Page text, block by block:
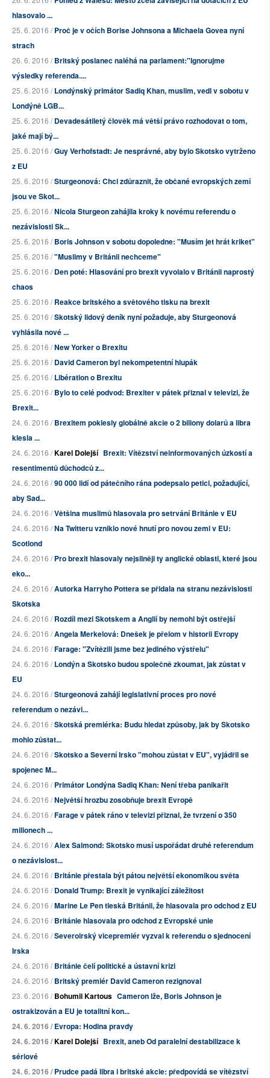
hlasovalo ...
25. 6. 2016 /Proč je v očích Borise Johnsona a Michaela Govea nyní
strach
26. 6. 2016 /Britský poslanec naléhá na parlament:"Ignorujme
výsledky referenda....
25. 6. 2016 /Londýnský primátor Sadiq Khan, muslim, vedl v sobotu v
Londýně LGB...
25. 6. 2016 /Devadesátiletý člověk má větší právo rozhodovat o tom,
jaké mají bý...
25. 6. 2016 /Guy Verhofstadt: Je nesprávné, aby bylo Skotsko vytrženo
z EU
25. 6. 2016 /Sturgeonová: Chci zdůraznit, že občané evropských zemí
jsou ve Skot...
25. 6. 2016 /Nicola Sturgeon zahájila kroky k novému referendu o
nezávislosti Sk...
25. 6. 2016 /Boris Johnson v sobotu dopoledne: "Musím jet hrát kriket"
25. 6. 2016 /"Muslimy v Británii nechceme"
25. 6. 2016 /Den poté: Hlasování pro brexit vyvolalo v Británii naprostý
chaos
25. 6. 2016 /Reakce britského a světového tisku na brexit
25. 6. 2016 /Skotský lidový deník nyní požaduje, aby Sturgeonová
vyhlásila nové ...
25. 6. 2016 /New Yorker o Brexitu
25. 6. 2016 /David Cameron byl nekompetentní hlupák
25. 6. 2016 /Libération o Brexitu
25. 6. 2016 /Bylo to celé podvod: Brexiter v pátek přiznal v televizi, že
Brexit...
24. 6. 2016 /Brexitem poklesly globálně akcie o 2 biliony dolarů a libra
klesla ...
24. 6. 2016 /Karel Dolejší Brexit: Vítězství neinformovaných úzkostí a
resentimentů důchodců z...
24. 6. 2016 /90 000 lidí od pátečního rána podepsalo petici, požadující,
aby Sad...
24. 6. 2016 /Většina muslimů hlasovala pro setrvání Británie v EU
24. 6. 2016 /Na Twitteru vzniklo nové hnutí pro novou zemi v EU:
Scotlond
24. 6. 2016 /Pro brexit hlasovaly nejsilněji ty anglické oblasti, které jsou
eko...
24. 6. 2016 /Autorka Harryho Pottera se přidala na stranu nezávislosti
Skotska
24. 6. 2016 /Rozdíl mezi Skotskem a Anglií by nemohl být ostřejší
24. 6. 2016 /Angela Merkelová: Dnešek je přelom v historii Evropy
24. 6. 2016 /Farage: "Zvítězili jsme bez jediného výstřelu"
24. 6. 2016 /Londýn a Skotsko budou společně zkoumat, jak zůstat v
EU
24. 6. 2016 /Sturgeonová zahájí legislativní proces pro nové
referendum o nezávi...
24. 6. 2016 /Skotská premiérka: Budu hledat způsoby, jak by Skotsko
mohlo zůstat...
24. 6. 2016 /Skotsko a Severní Irsko "mohou zůstat v EU", vyjádřil se
spojenec M...
24. 6. 2016 /Primátor Londýna Sadiq Khan: Není třeba panikařit
24. 6. 2016 /Největší hrozbu zosobňuje brexit Evropě
24. 6. 2016 /Farage v pátek ráno v televizi přiznal, že tvrzení o 350
milionech ...
24. 6. 2016 /Alex Salmond: Skotsko musí uspořádat druhé referendum
o nezávislost...
24. 6. 2016 /Británie přestala být pátou největší ekonomikou světa
24. 6. 2016 /Donald Trump: Brexit je vynikající záležitost
24. 6. 2016 /Marine Le Pen tleská Británii, že hlasovala pro odchod z EU
24. 6. 2016 /Británie hlasovala pro odchod z Evropské unie
24. 6. 2016 /Severoirský vicepremiér vyzval k referendu o sjednocení
Irska
24. 6. 2016 /Británie čelí politické a ústavní krizi
24. 6. 2016 /Britský premiér David Cameron rezignoval
23. 6. 2016 /Bohumil Kartous Cameron lže, Boris Johnson je
ostrakizován a EU jetotalitní kon...
24. 6. 2016 /Evropa: Hodina pravdy
24. 6. 2016 /Karel Dolejší Brexit, aneb Od paralelní destabilizace k
sériové
24. 6. 2016 /Prudce padá libra i britské akcie: předpovídá se vítězství